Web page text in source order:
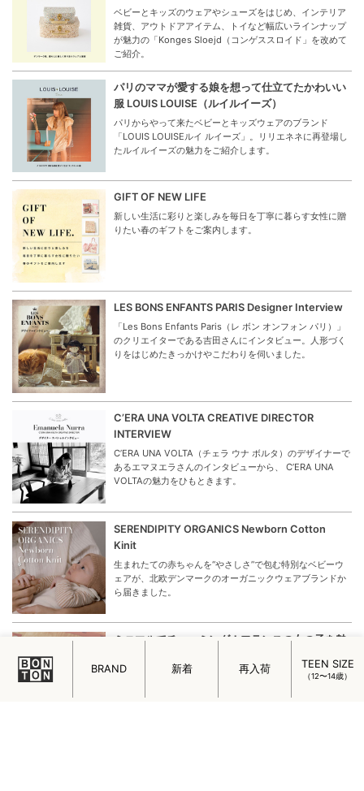
ベビーとキッズのウェアやシューズをはじめ、インテリア
雑貨、アウトドアアイテム、トイなど幅広いラインナップ
が魅力の「Konges Sloejd（コンゲススロイド」を改めて
ご紹介。
パリのママが愛する娘を想って仕立てたかわいい
服 LOUIS LOUISE（ルイルイーズ）
パリからやって来たベビーとキッズウェアのブランド
「LOUIS LOUISEルイ ルイーズ」。リリエネネに再登場し
たルイルイーズの魅力をご紹介します。
GIFT OF NEW LIFE
新しい生活に彩りと楽しみを毎日を丁寧に暮らす女性に贈
りたい春のギフトをご案内します。
LES BONS ENFANTS PARIS Designer Interview
「Les Bons Enfants Paris（レ ボン オンフォン パリ）」
のクリエイターである吉田さんにインタビュー。人形づく
りをはじめたきっかけやこだわりを伺いました。
C’ERA UNA VOLTA CREATIVE DIRECTOR
INTERVIEW
C’ERA UNA VOLTA（チェラ ウナ ボルタ）のデザイナーで
あるエマヌエラさんのインタビューから、 C’ERA UNA
VOLTAの魅力をひもときます。
SERENDIPITY ORGANICS Newborn Cotton
Kinit
生まれたての赤ちゃんを“やさしさ”で包む特別なベビーウ
ェアが、北欧デンマークのオーガニックウェアブランドか
ら届きました。
ミニマルでチャーミング！フランスの女の子を魅
フランスの女の子を魅了するメイド・イン・パリのアクセ
BRAND 新着 再入荷 TEEN SIZE
（12〜14歳）